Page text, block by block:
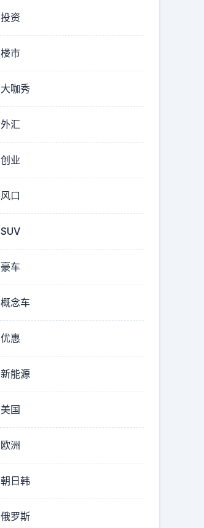
投资
楼市
大咖秀
外汇
创业
风口
SUV
豪车
概念车
优惠
新能源
美国
欧洲
朝日韩
俄罗斯